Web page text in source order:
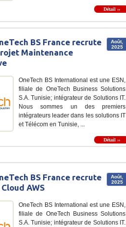
Détail ››
Août,
2025
BS France recrute
Maintenance
OneTech BS International est une ESN,
filiale de OneTech Business Solutions
S.A. Tunisie; intégrateur de Solutions IT.
Nous sommes un des premiers
intégrateurs leader dans les solutions IT
et Télécom en Tunisie, ...
Détail ››
Août,
2025
BS France recrute
AWS
OneTech BS International est une ESN,
filiale de OneTech Business Solutions
S.A. Tunisie; intégrateur de Solutions IT.